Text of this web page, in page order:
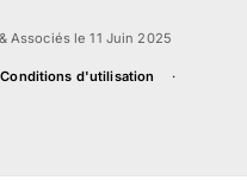
Associés le 11 Juin 2025
Conditions d'utilisation